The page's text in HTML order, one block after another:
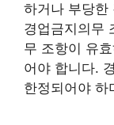
하거나 부당한
경업금지의무
무 조항이 유
어야 합니다.
한정되어야